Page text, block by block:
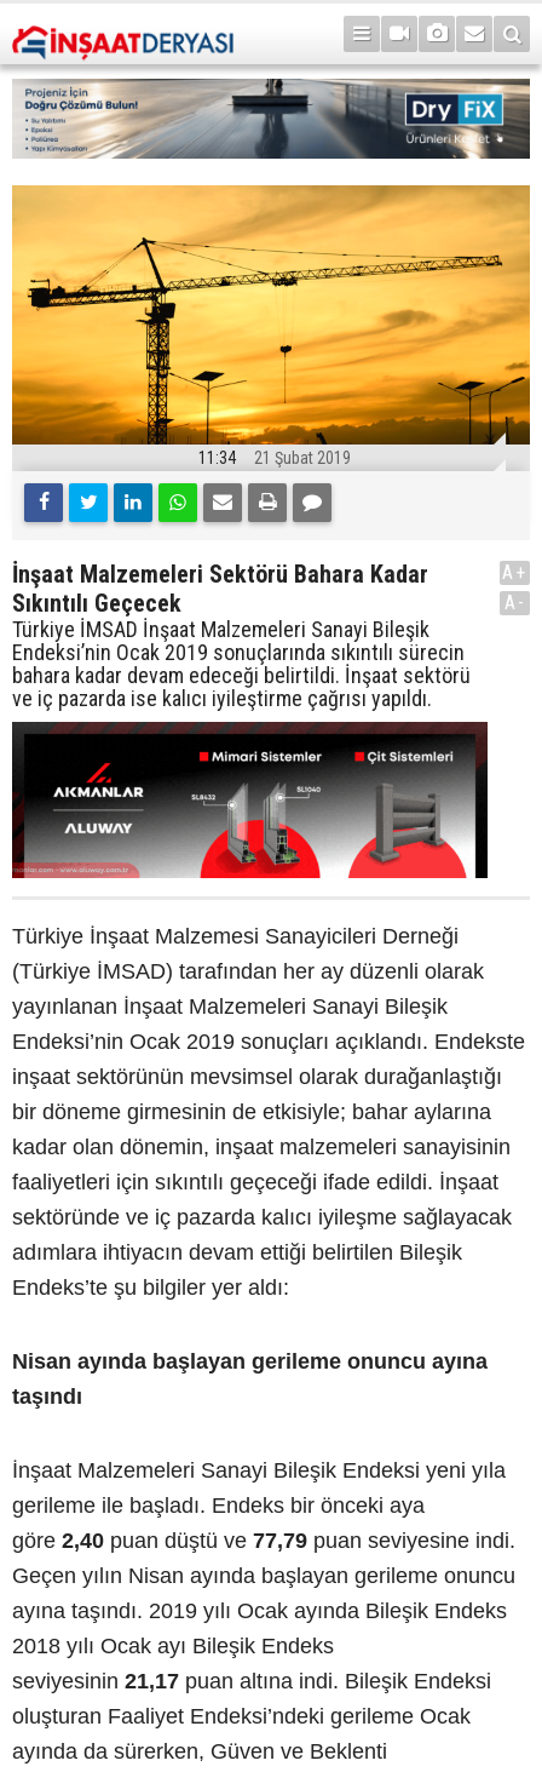
11:34 21 Şubat 2019
İnşaat Malzemeleri Sektörü Bahara Kadar
Sıkıntılı Geçecek
Türkiye İMSAD İnşaat Malzemeleri Sanayi Bileşik
Endeksi’nin Ocak 2019 sonuçlarında sıkıntılı sürecin
bahara kadar devam edeceği belirtildi. İnşaat sektörü
ve iç pazarda ise kalıcı iyileştirme çağrısı yapıldı.
A+
A-
Türkiye İnşaat Malzemesi Sanayicileri Derneği
(Türkiye İMSAD) tarafından her ay düzenli olarak
yayınlanan İnşaat Malzemeleri Sanayi Bileşik
Endeksi’nin Ocak 2019 sonuçları açıklandı. Endekste
inşaat sektörünün mevsimsel olarak durağanlaştığı
bir döneme girmesinin de etkisiyle; bahar aylarına
kadar olan dönemin, inşaat malzemeleri sanayisinin
faaliyetleri için sıkıntılı geçeceği ifade edildi. İnşaat
sektöründe ve iç pazarda kalıcı iyileşme sağlayacak
adımlara ihtiyacın devam ettiği belirtilen Bileşik
Endeks’te şu bilgiler yer aldı:
Nisan ayında başlayan gerileme onuncu ayına
taşındı
İnşaat Malzemeleri Sanayi Bileşik Endeksi yeni yıla
gerileme ile başladı. Endeks bir önceki aya
göre 2,40 puan düştü ve 77,79 puan seviyesine indi.
Geçen yılın Nisan ayında başlayan gerileme onuncu
ayına taşındı. 2019 yılı Ocak ayında Bileşik Endeks
2018 yılı Ocak ayı Bileşik Endeks
seviyesinin 21,17 puan altına indi. Bileşik Endeksi
oluşturan Faaliyet Endeksi’ndeki gerileme Ocak
ayında da sürerken, Güven ve Beklenti